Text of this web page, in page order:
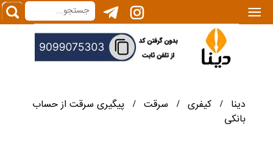
|||
دینا / کیفری / سرقت /
پیگیری سرقت از حساب
بانکی